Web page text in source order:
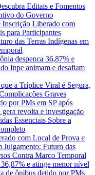
Editais e Fomentos
do Governo
Inscrição Liberado com
para Participantes
das Terras Indígenas em
despenca 36,87% e
Inpe animam e desafiam
a Tríplice Viral é Segura,
Graves
por PMs em SP após
revolta e investigação
Essenciais Sobre a
com Local de Prova e
Julgamento: Futuro das
Contra Marco Temporal
e atinge menor nível
de ônibus detido por PMs